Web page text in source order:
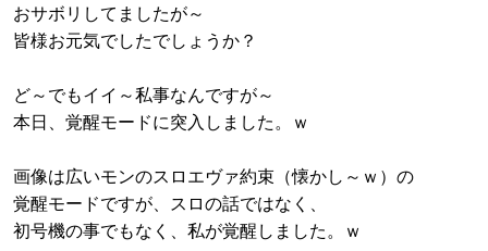
おサボリしてましたが～
皆様お元気でしたでしょうか？
ど～でもイイ～私事なんですが～
本日、覚醒モードに突入しました。ｗ
画像は広いモンのスロエヴァ約束（懐かし～ｗ）の
覚醒モードですが、スロの話ではなく、
初号機の事でもなく、私が覚醒しました。ｗ